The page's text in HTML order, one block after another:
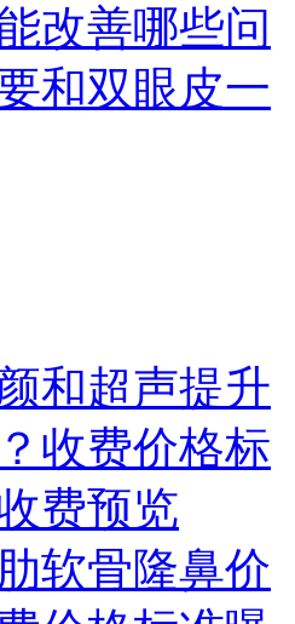
改善哪些问
和双眼皮一
和超声提升
收费价格标
费预览
软骨隆鼻价